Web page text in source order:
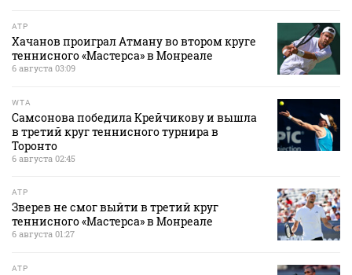
ATP
Хачанов проиграл Атману во втором круге
теннисного «Мастерса» в Монреале
6 августа 03:09
WTA
Самсонова победила Крейчикову и вышла
в третий круг теннисного турнира в
Торонто
6 августа 02:45
ATP
Зверев не смог выйти в третий круг
теннисного «Мастерса» в Монреале
6 августа 01:27
ATP